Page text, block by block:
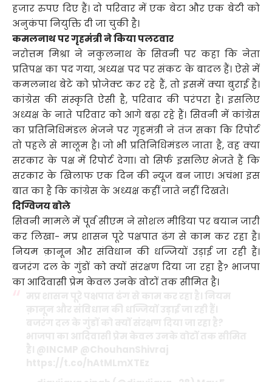
हजार रुपए दिए हैं। दो परिवार में एक बेटा और एक बेटी को
अनुकंपा नियुक्ति दी जा चुकी है।
कमलनाथ पर गृहमंत्री ने किया पलटवार
नरोत्तम मिश्रा ने नकुलनाथ के सिवनी पर कहा कि नेता
प्रतिपक्ष का पद गया, अध्यक्ष पद पर संकट के बादल हैं। ऐसे में
कमलनाथ बेटे को प्रोजेक्ट कर रहे हैं, तो इसमें क्या बुराई है।
कांग्रेस की संस्कृति ऐसी है, परिवाद की परंपरा है। इसलिए
अध्यक्ष के नाते परिवार को आगे बढ़ा रहे हैं। सिवनी में कांग्रेस
का प्रतिनिधिमंडल भेजने पर गृहमंत्री ने तंज सका कि रिपोर्ट
तो पहले से मालूम है। जो भी प्रतिनिधिमंडल जाता है, वह क्या
सरकार के पक्ष में रिपोर्ट देगा। वो सिर्फ इसलिए भेजते हैं कि
सरकार के खिलाफ एक दिन की न्यूज बन जाए। अचंभा इस
बात का है कि कांग्रेस के अध्यक्ष कहीं जाते नहीं दिखते।
दिग्विजय बोले
सिवनी मामले में पूर्व सीएम ने सोशल मीडिया पर बयान जारी
कर लिखा- मप्र शासन पूरे पक्षपात ढंग से काम कर रहा है।
नियम क़ानून और संविधान की धज्जियों उड़ाई जा रही हैं।
बजरंग दल के गुंडों को क्यों संरक्षण दिया जा रहा है? भाजपा
का आदिवासी प्रेम केवल उनके वोटों तक सीमित है।